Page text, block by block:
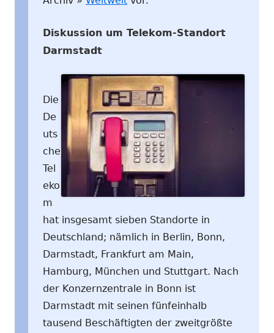
Diskussion um Telekom-Standort
Darmstadt
Die
De
uts
che
Tel
eko
m
hat insgesamt sieben Standorte in
Deutschland; nämlich in Berlin, Bonn,
Darmstadt, Frankfurt am Main,
Hamburg, München und Stuttgart. Nach
der Konzernzentrale in Bonn ist
Darmstadt mit seinen fünfeinhalb
tausend Beschäftigten der zweitgrößte